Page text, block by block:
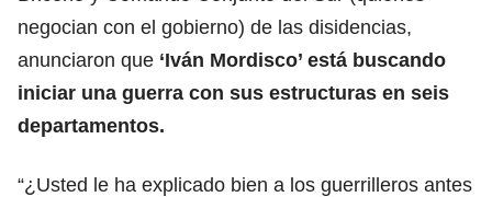
negocian con el gobierno) de las disidencias,
anunciaron que ‘Iván Mordisco’ está buscando
iniciar una guerra con sus estructuras en seis
departamentos.
“¿Usted le ha explicado bien a los guerrilleros antes